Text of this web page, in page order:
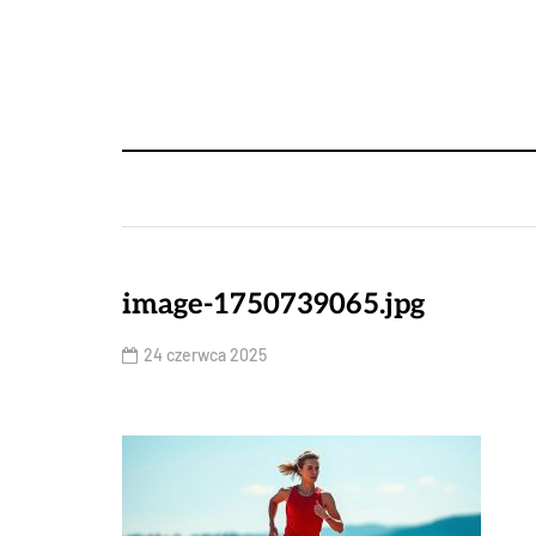
image-1750739065.jpg
24 czerwca 2025